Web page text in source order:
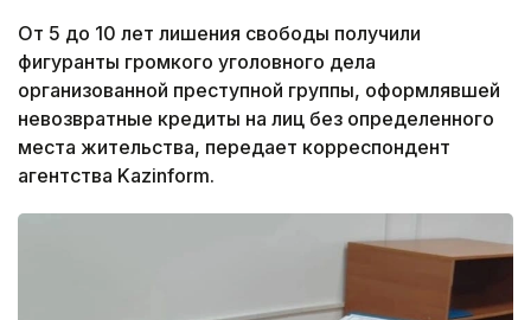
От 5 до 10 лет лишения свободы получили
фигуранты громкого уголовного дела
организованной преступной группы, оформлявшей
невозвратные кредиты на лиц без определенного
места жительства, передает корреспондент
агентства Kazinform.